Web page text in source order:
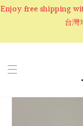
Enjoy free shipping
台灣